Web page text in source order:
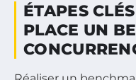
ÉTAPES
PLACE UN